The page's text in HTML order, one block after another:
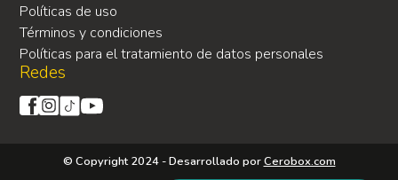
Políticas de uso
Términos y condiciones
Políticas para el tratamiento de datos personales
Redes
© Copyright 2024 - Desarrollado porCerobox.com